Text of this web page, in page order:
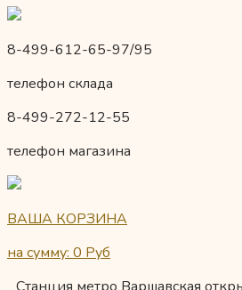
8-499-612-65-97/95
телефон склада
8-499-272-12-55
телефон магазина
ВАША КОРЗИНА
на сумму: 0 Руб